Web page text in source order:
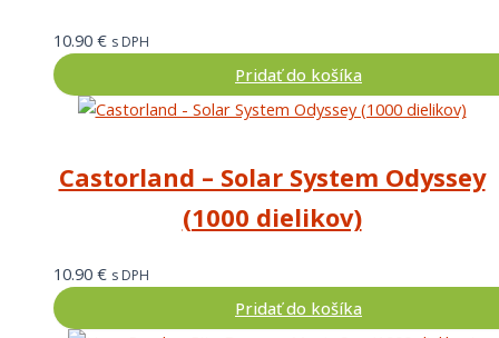
10.90 € s DPH
Pridať do košíka
Castorland – Solar System Odyssey
(1000 dielikov)
10.90 € s DPH
Pridať do košíka